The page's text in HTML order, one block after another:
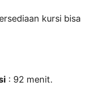
kursi bisa
: 92 menit.